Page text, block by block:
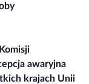
awaryjna
krajach Unii